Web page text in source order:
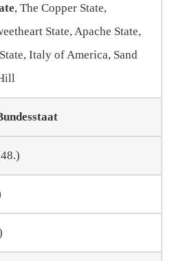
, The Copper State,
State, Apache State,
Italy of America, Sand